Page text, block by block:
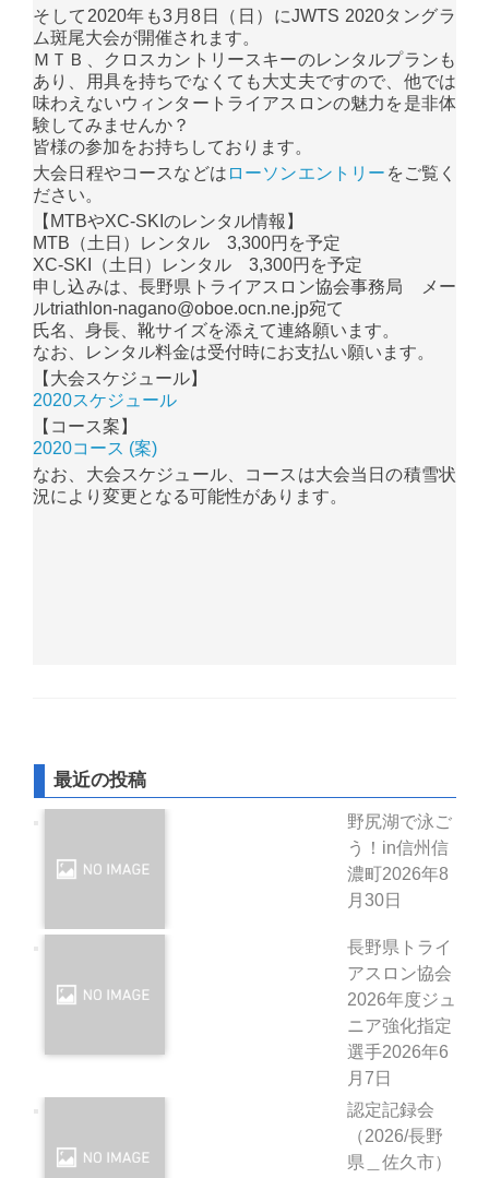
そして2020年も3月8日（日）にJWTS 2020タングラ
ム斑尾大会が開催されます。
ＭＴＢ、クロスカントリースキーのレンタルプランも
あり、用具を持ちでなくても大丈夫ですので、他では
味わえないウィンタートライアスロンの魅力を是非体
験してみませんか？
皆様の参加をお持ちしております。
大会日程やコースなどは ローソンエントリー をご覧く
ださい。
【MTBやXC-SKIのレンタル情報】
MTB（土日）レンタル 3,300円を予定
XC-SKI（土日）レンタル 3,300円を予定
申し込みは、長野県トライアスロン協会事務局 メー
ルtriathlon-nagano@oboe.ocn.ne.jp宛て
氏名、身長、靴サイズを添えて連絡願います。
なお、レンタル料金は受付時にお支払い願います。
【大会スケジュール】
2020スケジュール
【コース案】
2020コース (案)
なお、大会スケジュール、コースは大会当日の積雪状
況により変更となる可能性があります。
最近の投稿
野尻湖で泳ご
う！in信州信
濃町 2026年8
月30日
長野県トライ
アスロン協会
2026年度ジュ
ニア強化指定
選手2026年6
月7日
認定記録会
（2026/長野
県＿佐久市）